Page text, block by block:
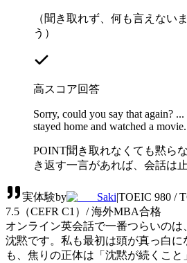
（聞き取れず、何も言えない
う）
高スコア回答
Sorry, could you say that again?
stayed home and watched a movie.
POINT聞き取れなくても黙ら
き返す一言があれば、会話は
実体験by Saki|TOEIC 980 /
7.5（CEFR C1）/ 海外MBA合格
オンライン英会話で一番つらいの
沈黙です。私も最初は頭が真っ白
も、焦りの正体は「沈黙が続くこ